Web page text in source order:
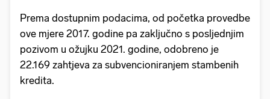
Prema dostupnim podacima, od početka provedbe
ove mjere 2017. godine pa zaključno s posljednjim
pozivom u ožujku 2021. godine, odobreno je
22.169 zahtjeva za subvencioniranjem stambenih
kredita.